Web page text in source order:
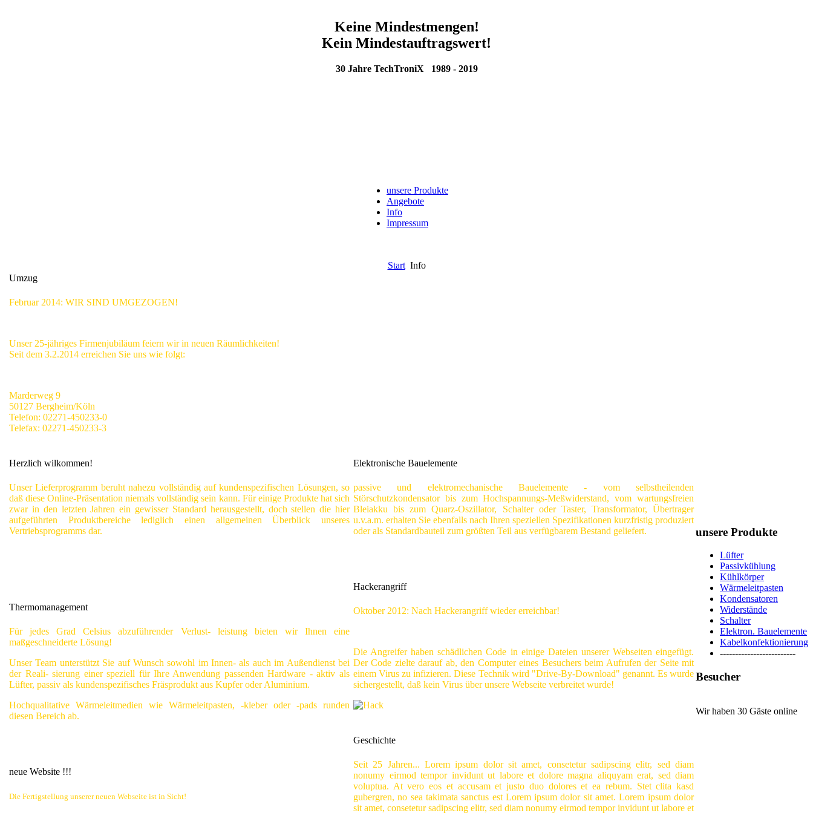
Keine Mindestmengen!
Kein Mindestauftragswert!
30 Jahre TechTroniX 1989 - 2019
unsere Produkte
Angebote
Info
Impressum
Start Info
Umzug
Februar 2014: WIR SIND UMGEZOGEN!
Unser 25-jähriges Firmenjubiläum feiern wir in neuen Räumlichkeiten!
Seit dem 3.2.2014 erreichen Sie uns wie folgt:
Marderweg 9
50127 Bergheim/Köln
Telefon: 02271-450233-0
Telefax: 02271-450233-3
Herzlich wilkommen!
Unser Lieferprogramm beruht nahezu vollständig auf kundenspezifischen Lösungen, so
daß diese Online-Präsentation niemals vollständig sein kann. Für einige Produkte hat sich
zwar in den letzten Jahren ein gewisser Standard herausgestellt, dochstellen die hier
aufgeführten Produktbereichelediglich einen allgemeinen Überblick unseres
Vertriebsprogramms dar.
Thermomanagement
Für jedes Grad Celsius abzuführender Verlust- leistung bieten wir Ihnen eine
maßgeschneiderte Lösung!
Unser Team unterstützt Sie auf Wunsch sowohl im Innen- als auch im Außendienst bei
der Reali- sierung einer speziell für Ihre Anwendung passenden Hardware - aktiv als
Lüfter, passiv als kundenspezifisches Fräsprodukt aus Kupfer oder Aluminium.
Hochqualitative Wärmeleitmedien wie Wärmeleitpasten, -kleber oder -pads runden
diesen Bereich ab.
neue Website !!!
Die Fertigstellung unserer neuen Webseite ist in Sicht!
Elektronische Bauelemente
passive und elektromechanische Bauelemente - vom selbstheilenden
Störschutzkondensator bis zum Hochspannungs-Meßwiderstand, vom wartungsfreien
Bleiakku bis zum Quarz-Oszillator, Schalter oder Taster, Transformator, Übertrager
u.v.a.m. erhalten Sie ebenfalls nach Ihren speziellen Spezifikationen kurzfristig produziert
oder als Standardbauteil zum größten Teil aus verfügbarem Bestand geliefert.
Hackerangriff
Oktober 2012: Nach Hackerangriff wieder erreichbar!
Die Angreifer haben schädlichen Code in einige Dateien unserer Webseiten eingefügt.
Der Code zielte darauf ab, den Computer eines Besuchers beim Aufrufen der Seite mit
einem Virus zu infizieren. Diese Technik wird "Drive-By-Download" genannt. Es wurde
sichergestellt, daß kein Virus über unsere Webseite verbreitet wurde!
Geschichte
Seit 25 Jahren... Lorem ipsum dolor sit amet, consetetur sadipscing elitr, sed diam
nonumy eirmod tempor invidunt ut labore et dolore magna aliquyam erat, sed diam
voluptua. At vero eos et accusam et justo duo dolores et ea rebum. Stet clita kasd
gubergren, no sea takimata sanctus est Lorem ipsum dolor sit amet. Lorem ipsum dolor
sit amet, consetetur sadipscing elitr, sed diam nonumy eirmod tempor invidunt ut labore et
unsere Produkte
Lüfter
Passivkühlung
Kühlkörper
Wärmeleitpasten
Kondensatoren
Widerstände
Schalter
Elektron. Bauelemente
Kabelkonfektionierung
-------------------------
Besucher
Wir haben 30 Gäste online